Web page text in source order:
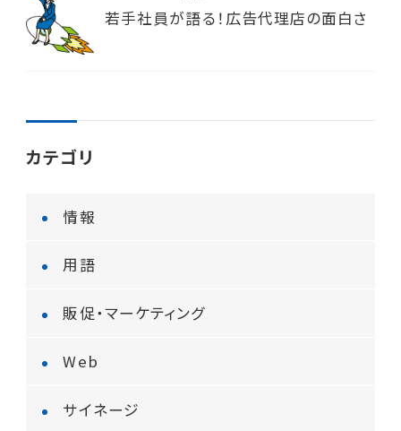
若手社員が語る！広告代理店の面白さ
カテゴリ
情報
用語
販促・マーケティング
Web
サイネージ